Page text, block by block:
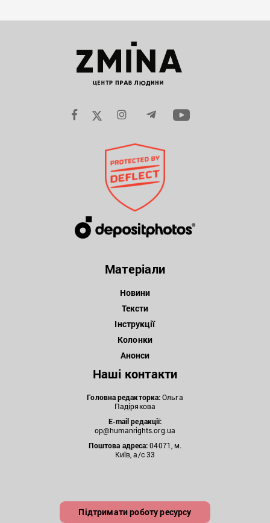
Матеріали
Новини
Тексти
Інструкції
Колонки
Анонси
Наші контакти
Головна редакторка:Ольга
Падірякова
E-mail редакції:
op@humanrights.org.ua
Поштова адреса:04071, м.
Київ, а/с 33
Підтримати роботу ресурсу